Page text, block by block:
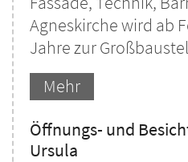
Agneskirche wird ab
Jahre zur
Mehr
Öffnungs- und
Ursula